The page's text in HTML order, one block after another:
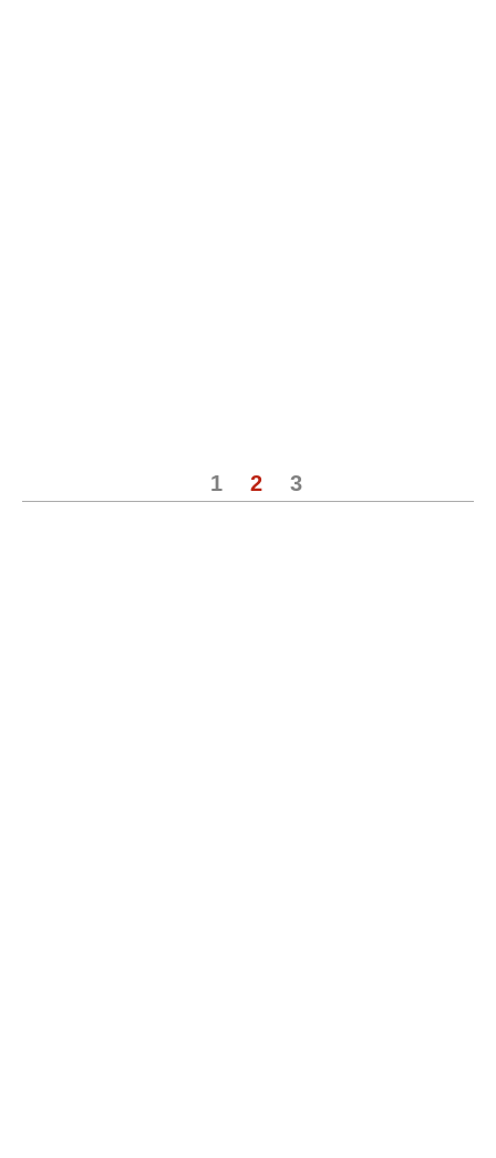
1 2 3